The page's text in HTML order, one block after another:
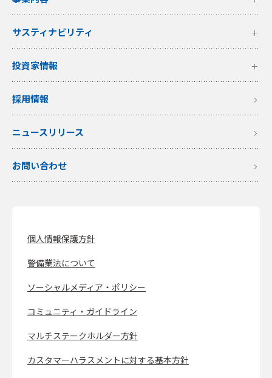
サスティナビリティ
投資家情報
採用情報
ニュースリリース
お問い合わせ
個人情報保護方針
警備業法について
ソーシャルメディア・ポリシー
コミュニティ・ガイドライン
マルチステークホルダー方針
カスタマーハラスメントに対する基本方針